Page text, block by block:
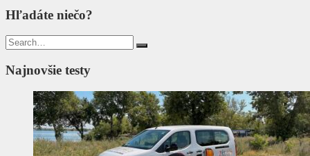
Hľadáte niečo?
Search
for:
Najnovšie testy